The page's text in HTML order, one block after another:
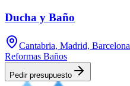
Ducha y Baño
Cantabria, Madrid, Barcelona
Reformas Baños
Pedir presupuesto